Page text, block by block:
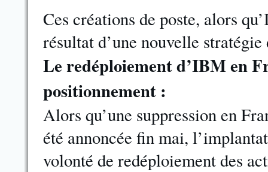
Ces créations de poste, alors
résultat d’une nouvelle
Le redéploiement d’IBM en
positionnement :
Alors qu’une suppression en
été annoncée fin mai,
volonté de redéploiement des